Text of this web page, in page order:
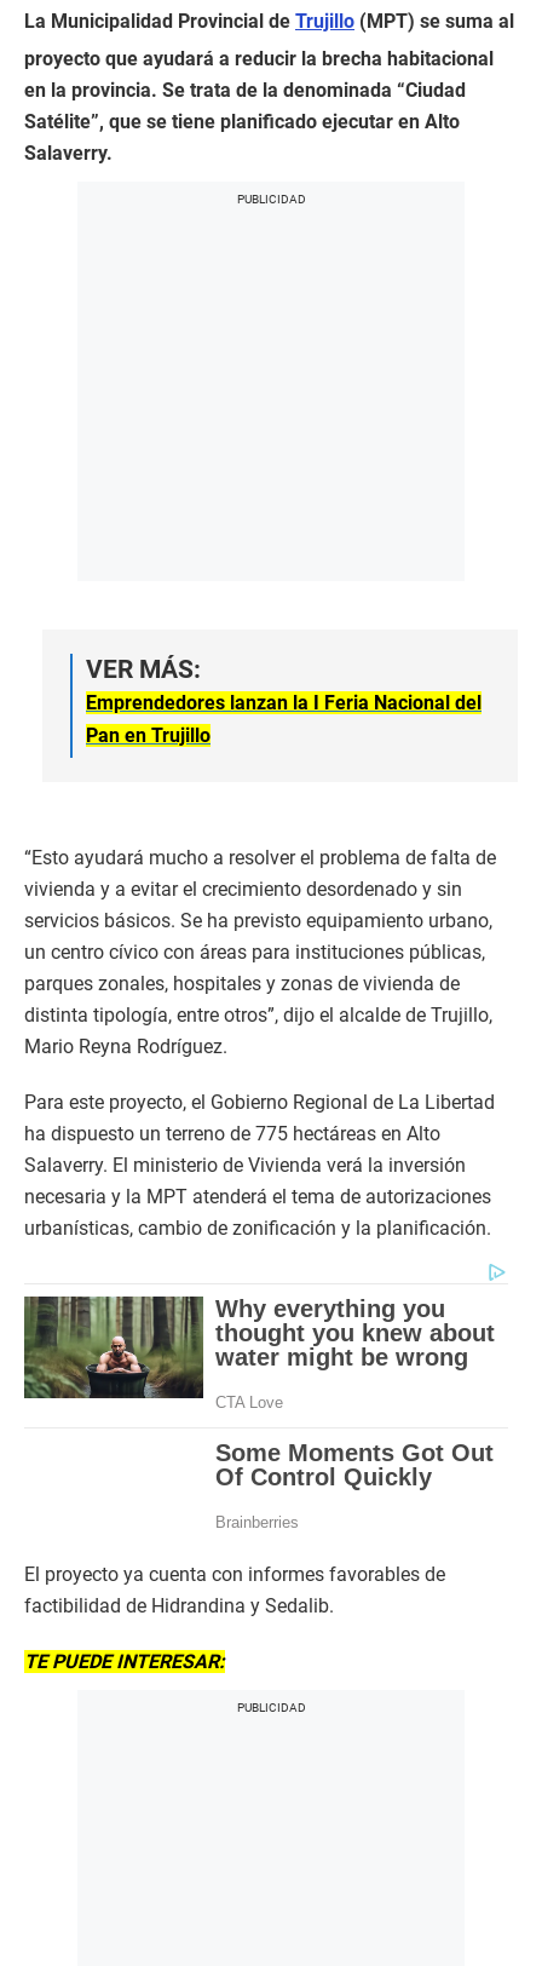
La Municipalidad Provincial de Trujillo (MPT) se suma al
proyecto que ayudará a reducir la brecha habitacional
en la provincia. Se trata de la denominada “Ciudad
Satélite”, que se tiene planificado ejecutar en Alto
Salaverry.
VER MÁS:
Emprendedores lanzan la I Feria Nacional del
Pan en Trujillo
“Esto ayudará mucho a resolver el problema de falta de
vivienda y a evitar el crecimiento desordenado y sin
servicios básicos. Se ha previsto equipamiento urbano,
un centro cívico con áreas para instituciones públicas,
parques zonales, hospitales y zonas de vivienda de
distinta tipología, entre otros”, dijo el alcalde de Trujillo,
Mario Reyna Rodríguez.
Para este proyecto, el Gobierno Regional de La Libertad
ha dispuesto un terreno de 775 hectáreas en Alto
Salaverry. El ministerio de Vivienda verá la inversión
necesaria y la MPT atenderá el tema de autorizaciones
urbanísticas, cambio de zonificación y la planificación.
El proyecto ya cuenta con informes favorables de
factibilidad de Hidrandina y Sedalib.
TE PUEDE INTERESAR: